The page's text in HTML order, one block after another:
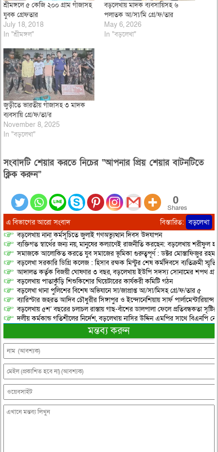
শ্রীমঙ্গলে ৫ কেজি ২০০ গ্রাম গাঁজাসহ
যুবক গ্রেফতার
July 18, 2018
In "শ্রীমঙ্গল"
বড়লেখায় মাদক ব্যবসায়িসহ ৬
পলাতক আ/সা/মি গ্রে/ফ/তার
May 6, 2026
In "বড়লেখা"
জুড়ীতে ভারতীয় গাঁজাসহ ৩ মাদক
ব্যবসায়ি গ্রে/ফ/তা/র
November 8, 2025
In "বড়লেখা"
সংবাদটি শেয়ার করতে নিচের “আপনার প্রিয় শেয়ার বাটনটিতে
ক্লিক করুন”
0
Shares
এ বিভাগের আরো সংবাদ বিস্তারিত: বড়লেখা
বড়লেখায় নানা কর্মসূচিতে জুলাই গণঅভ্যুত্থান দিবস উদযাপন
ব্যক্তিগত স্বার্থের জন্য নয়, মানুষের কল্যাণেই রাজনীতি করছেন: বড়লেখায় শরীফুল
সমাজকে আলোকিত করতে যুব সমাজের ভূমিকা গুরুত্বপূর্ণ : ডক্টর মোস্তাফিজুর
বড়লেখা সরকারি ডিগ্রি কলেজ : হিসাব রক্ষক মিন্টুর শেষ কর্মদিবসে ব্যতিক্রমী
আদালত কর্তৃক বিজয়ী ঘোষণার ৩ বছর, বড়লেখায় ইউপি সদস্য সোনামের শপথ
বড়লেখায় পাতাকুঁড়ি শিশুকিশোর থিয়েটারের কার্যকরী কমিটি গঠন
বড়লেখা থানা পুলিশের বিশেষ অভিযানে সা/জাপ্রাপ্ত আ/সা/মিসহ গ্রে/ফ/তার ৫
ব্যারিস্টার জহরত আদিব চৌধুরীর সিঙ্গাপুর ও ইন্দোনেশিয়ায় সার্ফ পার্লামেন্টারিয়ান্স
বড়লেখায় ৫শ’ বছরের চলাচল রাস্তায় গাছ-বাঁশের ডালপালা ফেলে প্রতিবন্ধকতা
দলীয় কর্মকান্ড গতিশীলের নির্দেশ, বড়লেখায় নাসির উদ্দিন এমপির সাথে বিএনপি
মন্তব্য করুন